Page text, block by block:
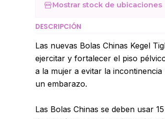
Mostrar stock de ubicaciones
DESCRIPCIÓN
Las nuevas Bolas Chinas Kegel
ejercitar y fortalecer el piso
a la mujer a evitar la
un embarazo.
Las Bolas Chinas se deben usar